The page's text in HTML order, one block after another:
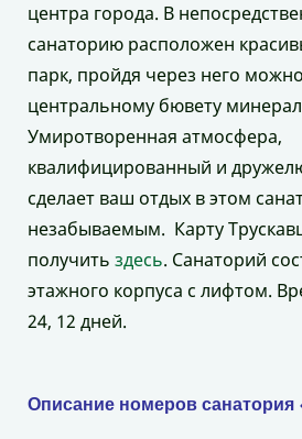
центра города. В
санаторию расположен
парк, пройдя через него
центральному бювету
Умиротворенная атмосфера,
квалифицированный и
сделает ваш отдых в этом
незабываемым. Карту
получить здесь. Санаторий
этажного корпуса с лифтом.
24, 12 дней.
Описание номеров